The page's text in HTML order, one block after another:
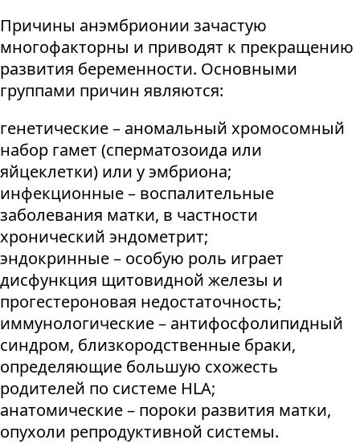
Причины анэмбрионии зачастую
многофакторны и приводят к прекращению
развития беременности. Основными
группами причин являются:
генетические – аномальный хромосомный
набор гамет (сперматозоида или
яйцеклетки) или у эмбриона;
инфекционные – воспалительные
заболевания матки, в частности
хронический эндометрит;
эндокринные – особую роль играет
дисфункция щитовидной железы и
прогестероновая недостаточность;
иммунологические – антифосфолипидный
синдром, близкородственные браки,
определяющие большую схожесть
родителей по системе HLA;
анатомические – пороки развития матки,
опухоли репродуктивной системы.